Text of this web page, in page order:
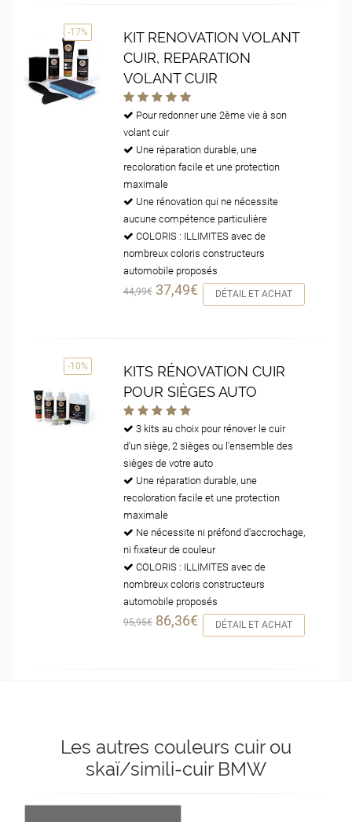
-17%
KIT RENOVATION VOLANT
CUIR, REPARATION
VOLANT CUIR
Pour redonner une 2ème vie à son
volant cuir
Une réparation durable, une
recoloration facile et une protection
maximale
Une rénovation qui ne nécessite
aucune compétence particulière
COLORIS : ILLIMITES avec de
nombreux coloris constructeurs
automobile proposés
44,99€ 37,49€ DÉTAIL ET ACHAT
-10%
KITS RÉNOVATION CUIR
POUR SIÈGES AUTO
3 kits au choix pour rénover le cuir
d'un siège, 2 sièges ou l'ensemble des
sièges de votre auto
Une réparation durable, une
recoloration facile et une protection
maximale
Ne nécessite ni préfond d'accrochage,
ni fixateur de couleur
COLORIS : ILLIMITES avec de
nombreux coloris constructeurs
automobile proposés
95,95€ 86,36€ DÉTAIL ET ACHAT
Les autres couleurs cuir ou
skaï/simili-cuir BMW